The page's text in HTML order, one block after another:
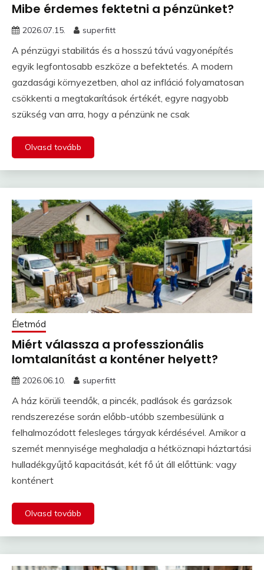
Mibe érdemes fektetni a pénzünket?
2026.07.15. superfitt
A pénzügyi stabilitás és a hosszú távú vagyonépítés
egyik legfontosabb eszköze a befektetés. A modern
gazdasági környezetben, ahol az infláció folyamatosan
csökkenti a megtakarítások értékét, egyre nagyobb
szükség van arra, hogy a pénzünk ne csak
Olvasd tovább
Életmód
Miért válassza a professzionális
lomtalanítást a konténer helyett?
2026.06.10. superfitt
A ház körüli teendők, a pincék, padlások és garázsok
rendszerezése során előbb-utóbb szembesülünk a
felhalmozódott felesleges tárgyak kérdésével. Amikor a
szemét mennyisége meghaladja a hétköznapi háztartási
hulladékgyűjtő kapacitását, két fő út áll előttünk: vagy
konténert
Olvasd tovább